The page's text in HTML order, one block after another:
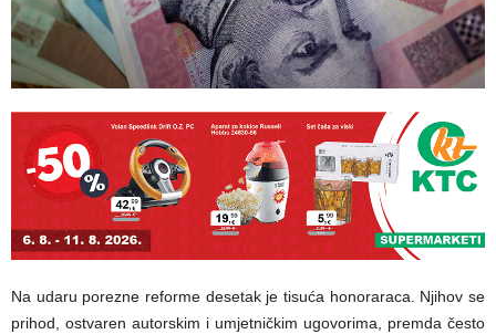
Na udaru porezne reforme desetak je tisuća honoraraca. Njihov se
prihod, ostvaren autorskim i umjetničkim ugovorima, premda često